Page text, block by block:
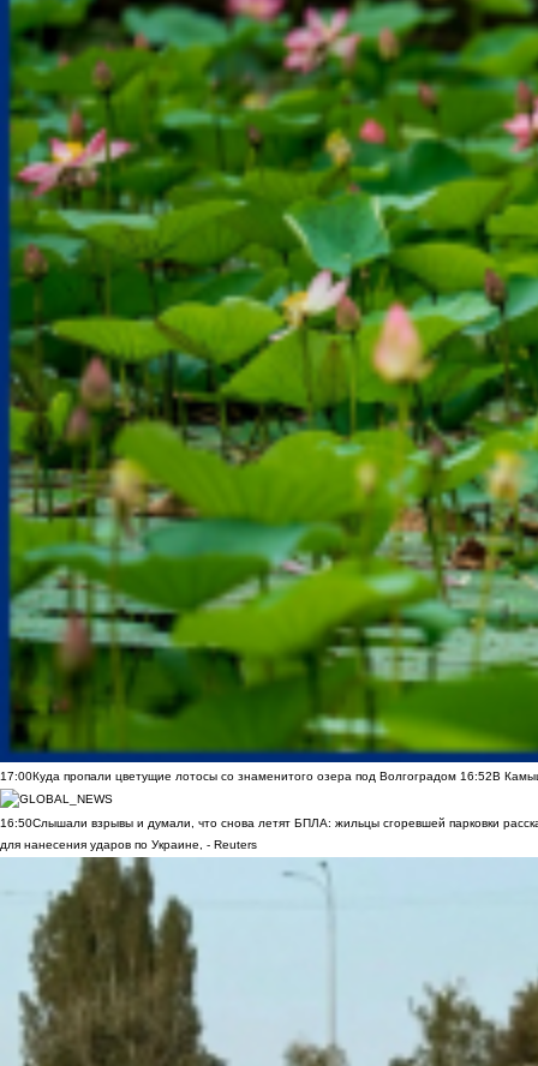
17:00Куда пропали цветущие лотосы со знаменитого озера под Волгоградом 16:52В
16:50Слышали взрывы и думали, что снова летят БПЛА: жильцы сгоревшей парковки
для нанесения ударов по Украине, - Reuters